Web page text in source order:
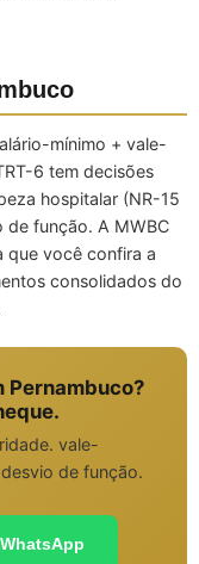
mínimo + vale-
6 tem decisões
hospitalar (NR-15
de função. A MWBC
que você confira a
consolidados do
Pernambuco?
vale-
de função.